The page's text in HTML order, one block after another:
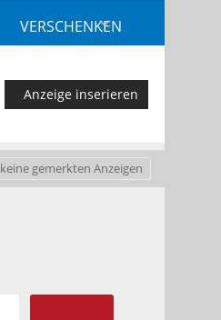
VERSCHENKEN
Anzeige inserieren
keine gemerkten Anzeigen